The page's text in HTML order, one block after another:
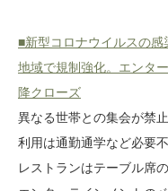
■新型コロナウイルスの
地域で規制強化。エンタ
降クローズ
異なる世帯との集会が禁
利用は通勤通学など必要
レストランはテーブル席